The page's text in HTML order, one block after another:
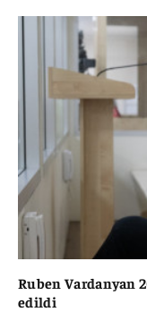
Ruben Vardanyan
edildi